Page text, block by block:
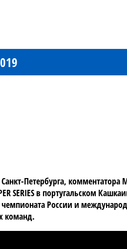
Петербурга,
SERIES в португальском
России и
команд.